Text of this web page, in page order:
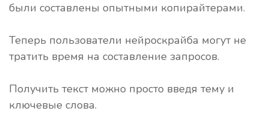
были составлены опытными копирайтерами.
Теперь пользователи нейроскрайба могут не
тратить время на составление запросов.
Получить текст можно просто введя тему и
ключевые слова.